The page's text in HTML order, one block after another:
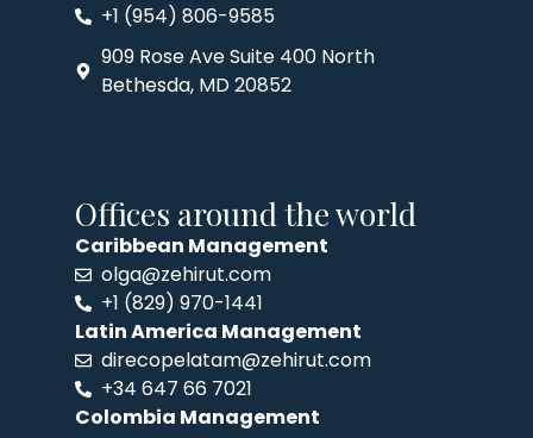
+1 (954) 806-9585
909 Rose Ave Suite 400 North
Bethesda, MD 20852
Offices around the world
Caribbean Management
olga@zehirut.com
+1 (829) 970-1441
Latin America Management
direcopelatam@zehirut.com
+34 647 66 7021
Colombia Management